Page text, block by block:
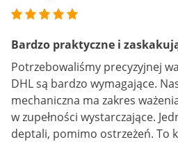
Bardzo praktyczne i
Potrzebowaliśmy precyzyjnej
DHL są bardzo wymagające.
mechaniczna ma zakres
w zupełności wystarczające.
deptali, pomimo ostrzeżeń. To